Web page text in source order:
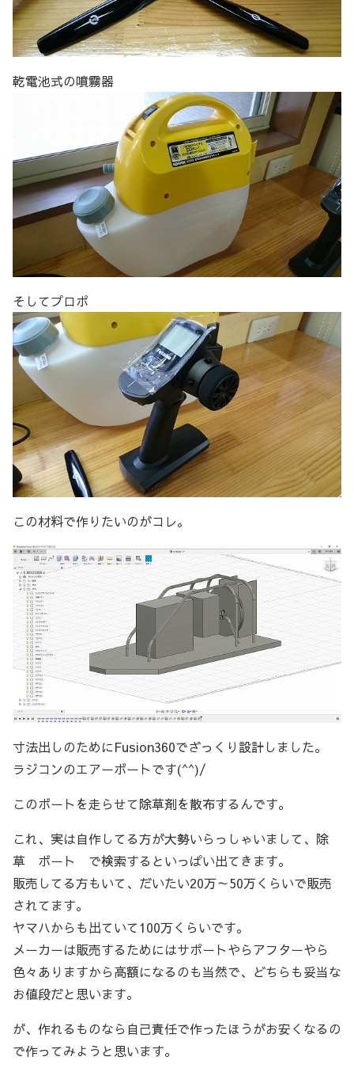
乾電池式の噴霧器
そしてプロポ
この材料で作りたいのがコレ。
寸法出しのためにFusion360でざっくり設計しました。
ラジコンのエアーボートです(^^)/
このボートを走らせて除草剤を散布するんです。
これ、実は自作してる方が大勢いらっしゃいまして、除
草 ボート で検索するといっぱい出てきます。
販売してる方もいて、だいたい20万～50万くらいで販売
されてます。
ヤマハからも出ていて100万くらいです。
メーカーは販売するためにはサポートやらアフターやら
色々ありますから高額になるのも当然で、どちらも妥当な
お値段だと思います。
が、作れるものなら自己責任で作ったほうがお安くなるの
で作ってみようと思います。